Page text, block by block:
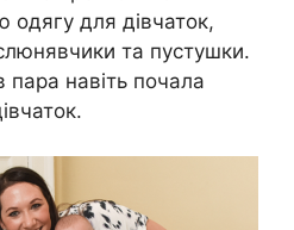
одягу для дівчаток,
та пустушки.
пара навіть почала